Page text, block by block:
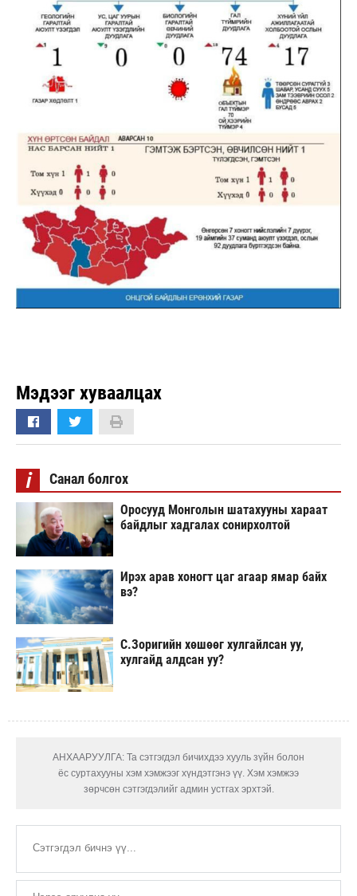
Мэдээг хуваалцах
i Санал болгох
Оросууд Монголын шатахууны хараат
байдлыг хадгалах сонирхолтой
Ирэх арав хоногт цаг агаар ямар байх
вэ?
С.Зоригийн хөшөөг хулгайлсан уу,
хулгайд алдсан уу?
АНХААРУУЛГА: Та сэтгэгдэл бичихдээ хууль зүйн болон
ёс суртахууны хэм хэмжээг хүндэтгэнэ үү. Хэм хэмжээ
зөрчсөн сэтгэгдэлийг админ устгах эрхтэй.